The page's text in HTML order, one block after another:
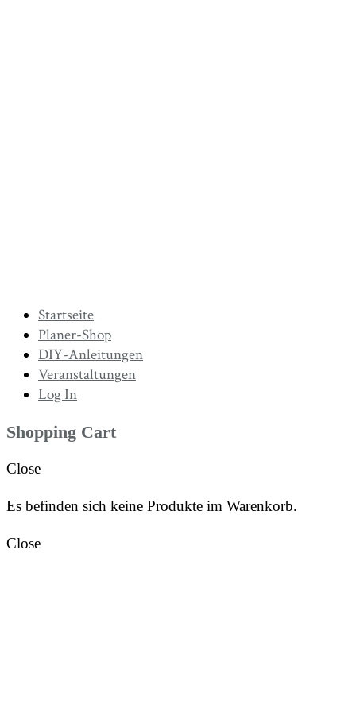
Startseite
Planer-Shop
DIY-Anleitungen
Veranstaltungen
Log In
Shopping Cart
Close
Es befinden sich keine Produkte im Warenkorb.
Close